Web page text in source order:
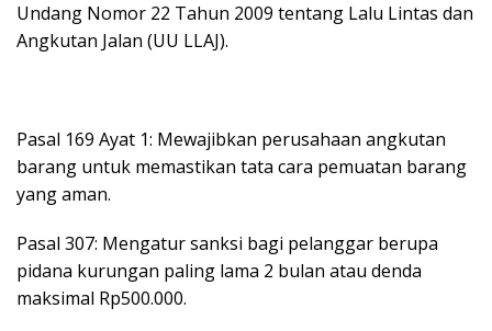
Undang Nomor 22 Tahun 2009 tentang Lalu Lintas dan
Angkutan Jalan (UU LLAJ).
Pasal 169 Ayat 1: Mewajibkan perusahaan angkutan
barang untuk memastikan tata cara pemuatan barang
yang aman.
Pasal 307: Mengatur sanksi bagi pelanggar berupa
pidana kurungan paling lama 2 bulan atau denda
maksimal Rp500.000.